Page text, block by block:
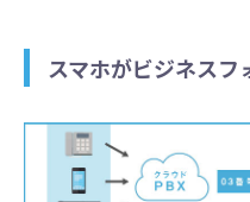
スマホがビジネスフ
15日間
資料請求